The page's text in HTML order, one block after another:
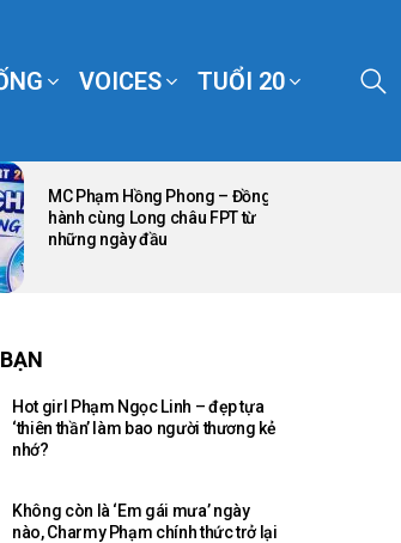
VOICES TUỔI 20
MC Phạm Hồng Phong – Đồng
hành cùng Long châu FPT từ
những ngày đầu
Hot girl Phạm Ngọc Linh – đẹp tựa
‘thiên thần’ làm bao người thương kẻ
nhớ?
Không còn là ‘Em gái mưa’ ngày
nào, Charmy Phạm chính thức trở lại